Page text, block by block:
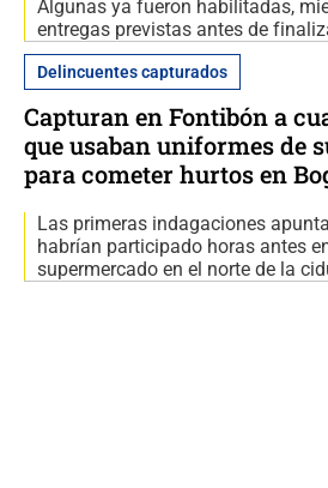
Algunas ya fueron habilitadas,
entregas previstas antes de
Delincuentes capturados
Capturan en Fontibón a
que usaban uniformes de
para cometer hurtos en
Las primeras indagaciones
habrían participado horas antes
supermercado en el norte de la